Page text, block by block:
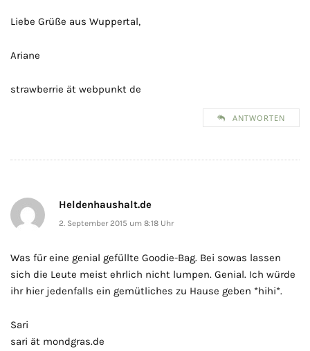
Liebe Grüße aus Wuppertal,
Ariane
strawberrie ät webpunkt de
ANTWORTEN
Heldenhaushalt.de
2. September 2015 um 8:18 Uhr
Was für eine genial gefüllte Goodie-Bag. Bei sowas lassen
sich die Leute meist ehrlich nicht lumpen. Genial. Ich würde
ihr hier jedenfalls ein gemütliches zu Hause geben *hihi*.
Sari
sari ät mondgras.de